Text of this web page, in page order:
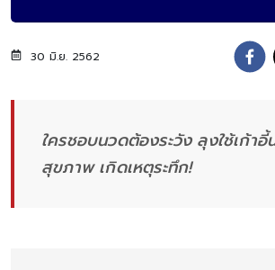
30 มิ.ย. 2562
ใครชอบนวดต้องระวัง ลุงใช้เก้า
สุขภาพ เกิดเหตุระทึก!